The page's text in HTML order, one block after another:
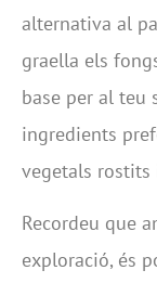
alternativa al
graella els
base per al teu
ingredients
vegetals rostits
Recordeu que
exploració, és